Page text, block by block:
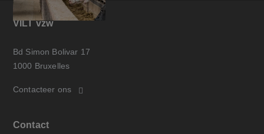
VILT vzw
Bd Simon Bolivar 17
1000 Bruxelles
Contacteer ons
Contact